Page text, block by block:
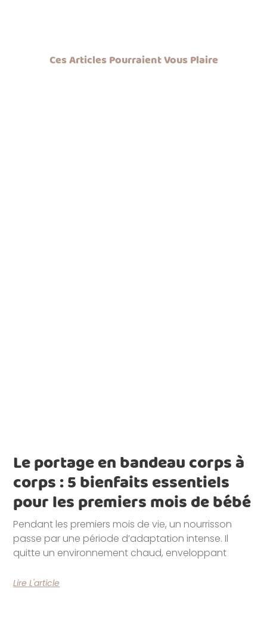
Ces Articles Pourraient Vous Plaire
Le portage en bandeau corps à
corps : 5 bienfaits essentiels
pour les premiers mois de bébé
Pendant les premiers mois de vie, un nourrisson
passe par une période d’adaptation intense. Il
quitte un environnement chaud, enveloppant
Lire L'article